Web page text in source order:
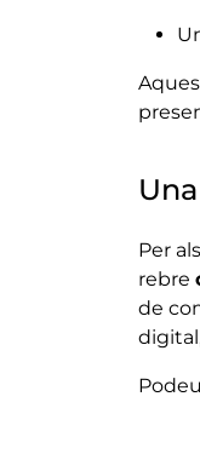
Per
rebre
de